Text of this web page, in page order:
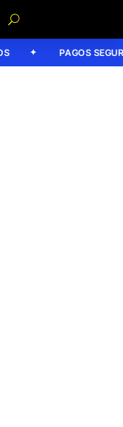
PAGOS